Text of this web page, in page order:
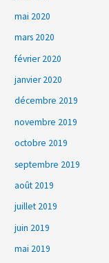
mai 2020
mars 2020
février 2020
janvier 2020
décembre 2019
novembre 2019
octobre 2019
septembre 2019
août 2019
juillet 2019
juin 2019
mai 2019